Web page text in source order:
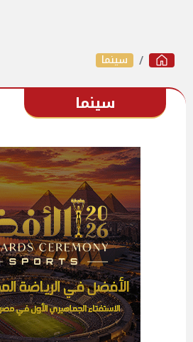
سينما
سينما